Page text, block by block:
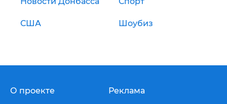
США Шоубиз
О проекте Реклама